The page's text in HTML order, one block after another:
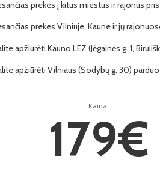
prekes į kitus miestus ir rajonus
prekes Vilniuje, Kaune ir jų
apžiūrėti Kauno LEZ (Jėgainės g. 1,
apžiūrėti Vilniaus (Sodybų g. 30)
Kaina:
179€